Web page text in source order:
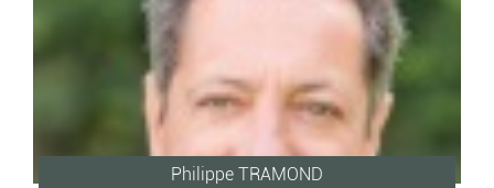
Philippe TRAMOND